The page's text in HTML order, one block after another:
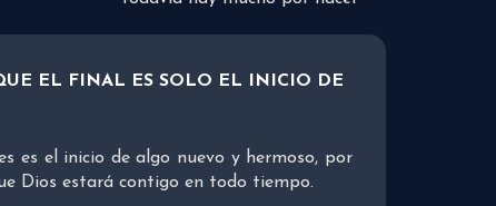
EL FINAL ES SOLO EL INICIO DE
es el inicio de algo nuevo y hermoso, por
Dios estará contigo en todo tiempo.